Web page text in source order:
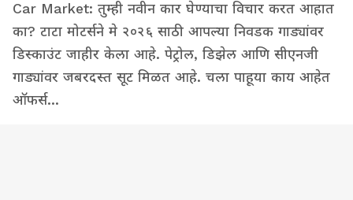
Car Market: तुम्ही नवीन कार घेण्याचा विचार करत आहात
का? टाटा मोटर्सने मे २०२६ साठी आपल्या निवडक गाड्यांवर
डिस्काउंट जाहीर केला आहे. पेट्रोल, डिझेल आणि सीएनजी
गाड्यांवर जबरदस्त सूट मिळत आहे. चला पाहूया काय आहेत
ऑफर्स...